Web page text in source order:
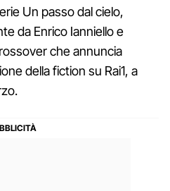
Un passo dal cielo,
da Enrico Ianniello e
che annuncia
della fiction su Rai1, a